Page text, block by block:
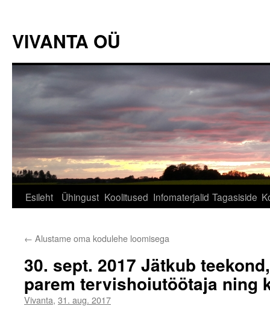
VIVANTA OÜ
Liigu
juurde
Esileht Ühingust Koolitused Infomaterjalid Tagasiside
← Alustame oma kodulehe loomisega
30. sept. 2017 Jätkub
parem tervishoiutöötaja ning
Vivanta, 31. aug. 2017